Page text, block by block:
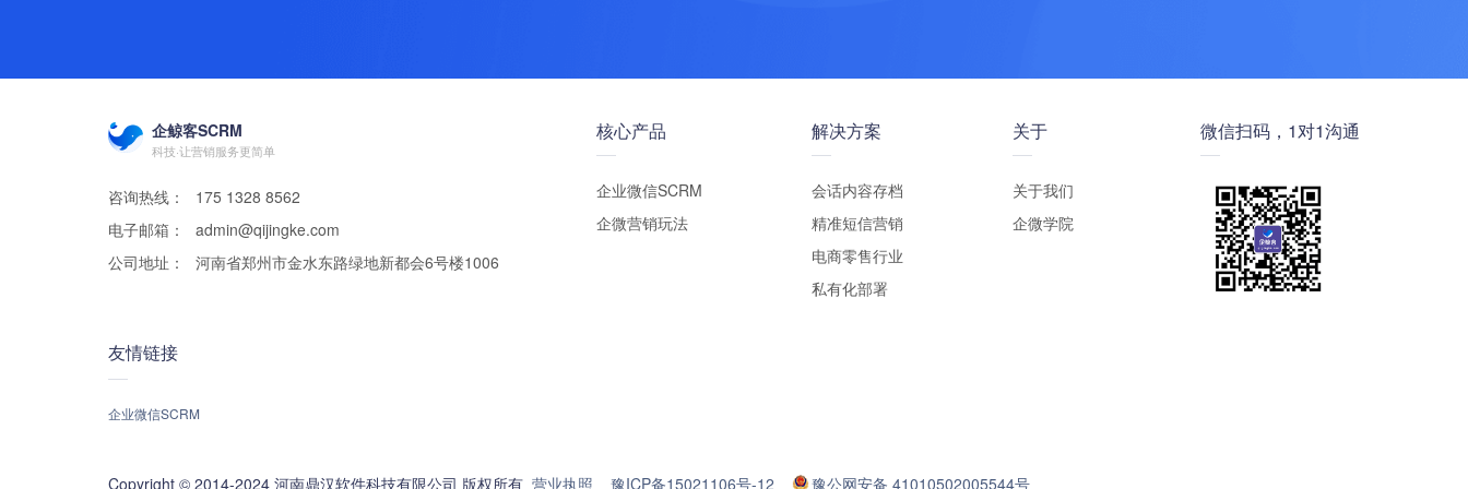
企鲸客SCRM
科技·让营销服务更简单
咨询热线：
175 1328 8562
电子邮箱：
admin@qijingke.com
公司地址：
河南省郑州市金水东路绿地新都会6号楼1006
核心产品
企业微信SCRM
企微营销玩法
解决方案
会话内容存档
精准短信营销
电商零售行业
私有化部署
关于
关于我们
企微学院
微信扫码，1对1沟通
友情链接
企业微信SCRM
Copyright © 2014-2024 河南鼎汉软件科技有限公司 版权所有 营业执照 豫ICP备15021106号-12 豫公网安备 41010502005544号